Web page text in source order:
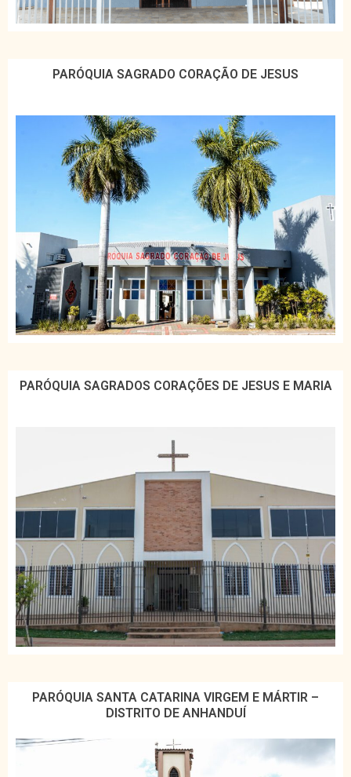
PARÓQUIA SAGRADO CORAÇÃO DE JESUS
PARÓQUIA SAGRADOS CORAÇÕES DE JESUS E MARIA
PARÓQUIA SANTA CATARINA VIRGEM E MÁRTIR –
DISTRITO DE ANHANDUÍ